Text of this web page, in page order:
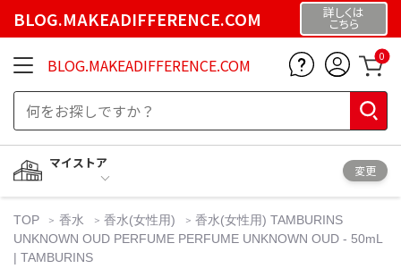
BLOG.MAKEADIFFERENCE.COM 詳しくは
こちら
BLOG.MAKEADIFFERENCE.COM 0
マイストア
変更
TOP 香水 香水(女性用)
香水(女性用) TAMBURINS
UNKNOWN OUD PERFUME PERFUME UNKNOWN OUD - 50mL
| TAMBURINS